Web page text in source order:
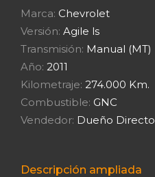
Marca: Chevrolet
Versión: Agile ls
Transmisión: Manual (MT)
Año: 2011
Kilometraje: 274.000 Km.
Combustible: GNC
Vendedor: Dueño Directo
Descripción ampliada